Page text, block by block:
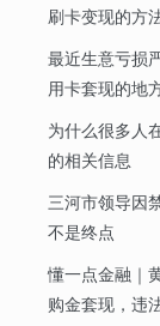
刷卡变现的方
最近生意亏损
用卡套现的地
为什么很多人
的相关信息
三河市领导因
不是终点
懂一点金融｜
购金套现，违